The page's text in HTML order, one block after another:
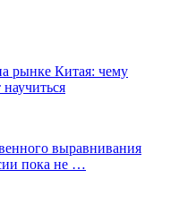
рынке Китая: чему
выравнивания
пока не …